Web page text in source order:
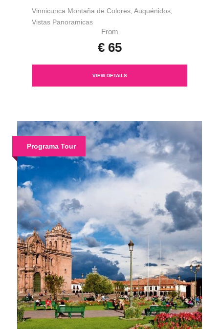
Vinnicunca Montaña de Colores, Auquénidos,
Vistas Panoramicas
From
€ 65
VIEW DETAILS
Programa Tour